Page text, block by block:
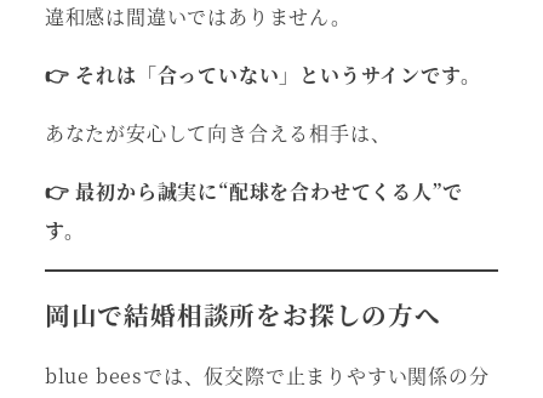
違和感は間違いではありません。
👉 それは「合っていない」というサインです。
あなたが安心して向き合える相手は、
👉 最初から誠実に“配球を合わせてくる人”で
す。
岡山で結婚相談所をお探しの方へ
blue beesでは、仮交際で止まりやすい関係の分